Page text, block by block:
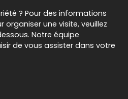
? Pour des informations
une visite, veuillez
Notre équipe
de vous assister dans votre